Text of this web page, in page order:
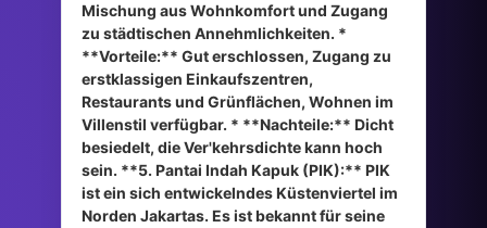
Mischung aus Wohnkomfort und Zugang
zu städtischen Annehmlichkeiten. *
**Vorteile:** Gut erschlossen, Zugang zu
erstklassigen Einkaufszentren,
Restaurants und Grünflächen, Wohnen im
Villenstil verfügbar. * **Nachteile:** Dicht
besiedelt, die Ver'kehrsdichte kann hoch
sein. **5. Pantai Indah Kapuk (PIK):** PIK
ist ein sich entwickelndes Küstenviertel im
Norden Jakartas. Es ist bekannt für seine